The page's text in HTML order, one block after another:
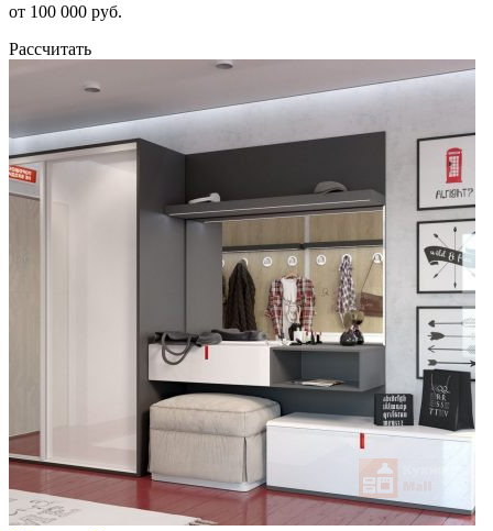
от 100 000 руб.
Рассчитать